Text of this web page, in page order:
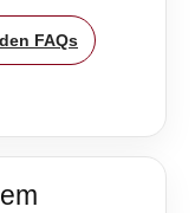
FAQs